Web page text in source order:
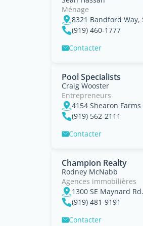
Ménage
8321 Bandford Way,
(919) 460-1777
Contacter
Pool Specialists
Craig Wooster
Entrepreneurs
4154 Shearon
(919) 562-2111
Contacter
Champion Realty
Rodney McNabb
Agences immobilières
1300 SE Maynard
(919) 481-9191
Contacter